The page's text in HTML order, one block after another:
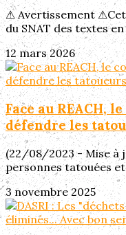
⚠︎ Avertissement
du SNAT des textes
12 mars 2026
Face au REACH,
défendre les
(22/08/2023 - Mise à
personnes tatouées et
3 novembre 2025